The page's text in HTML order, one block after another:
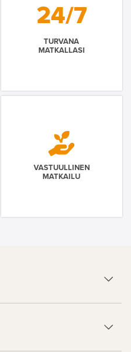
24/7
TURVANA
MATKALLASI
VASTUULLINEN
MATKAILU